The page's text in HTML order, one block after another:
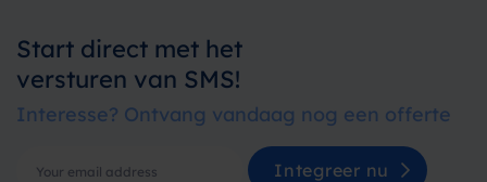
Start direct met het
versturen van SMS!
Interesse? Ontvang vandaag nog een offerte
Integreer nu